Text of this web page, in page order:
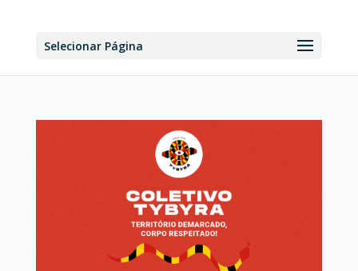
Selecionar Página